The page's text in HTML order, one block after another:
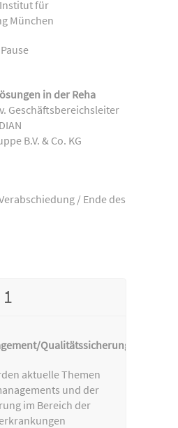
für
München
in der Reha
Geschäftsbereichsleiter
B.V. & Co. KG
/ Ende des
Qualitätssicherung
aktuelle Themen
und der
im Bereich der